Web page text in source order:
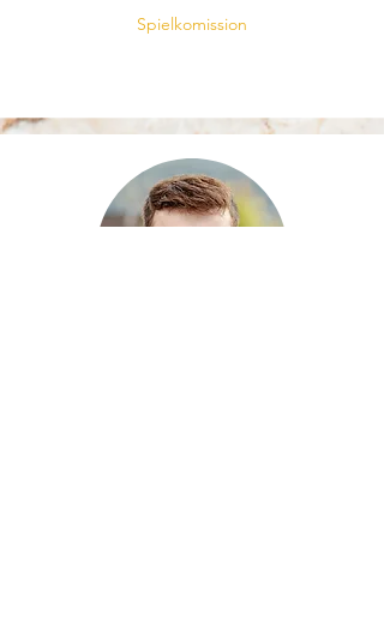
Spielkomission